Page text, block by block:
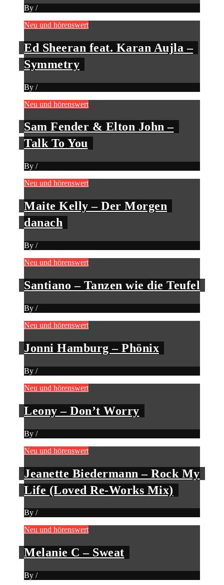
By /
Neu und hörenswert
Ed Sheeran feat. Karan Aujla –
Symmetry
By /
Neu und hörenswert
Sam Fender & Elton John –
Talk To You
By /
Neu und hörenswert
Maite Kelly – Der Morgen
danach
By /
Neu und hörenswert
Santiano – Tanzen wie die Teufel
By /
Neu und hörenswert
Jonni Hamburg – Phönix
By /
Neu und hörenswert
Leony – Don’t Worry
By /
Neu und hörenswert
Jeanette Biedermann – Rock My
Life (Loved Re-Works Mix)
By /
Neu und hörenswert
Melanie C – Sweat
By /